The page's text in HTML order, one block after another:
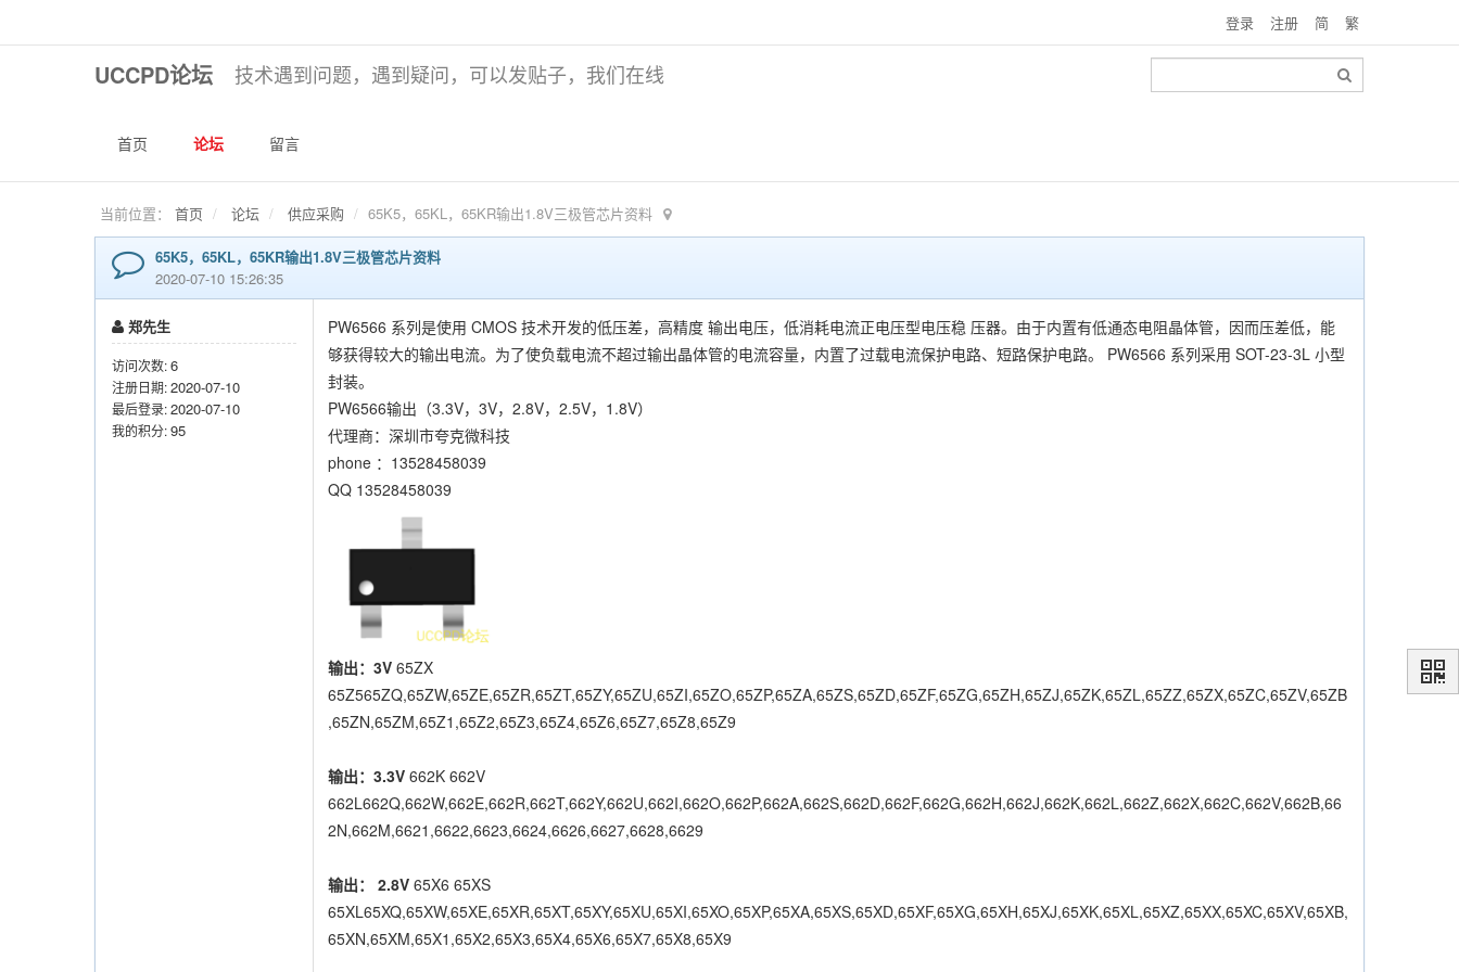
登录 注册 简 繁
UCCPD论坛 技术遇到问题，遇到疑问，可以发贴子，我们在线
首页 论坛 留言
当前位置： 首页 论坛 供应采购 65K5，65KL，65KR输出1.8V三极管芯片资料
65K5，65KL，65KR输出1.8V三极管芯片资料
2020-07-10 15:26:35
郑先生
访问次数:6
注册日期:2020-07-10
最后登录:2020-07-10
我的积分:95
PW6566 系列是使用 CMOS 技术开发的低压差，高精度 输出电压，低消耗电流正电压型电压稳 压器。由于内置有低通态电阻晶体管，因而压差低，能
够获得较大的输出电流。为了使负载电流不超过输出晶体管的电流容量，内置了过载电流保护电路、短路保护电路。 PW6566 系列采用 SOT-23-3L 小型
封装。
PW6566输出（3.3V，3V，2.8V，2.5V，1.8V）
代理商：深圳市夸克微科技
phone ：13528458039
QQ 13528458039
输出：3V 65ZX
65Z565ZQ,65ZW,65ZE,65ZR,65ZT,65ZY,65ZU,65ZI,65ZO,65ZP,65ZA,65ZS,65ZD,65ZF,65ZG,65ZH,65ZJ,65ZK,65ZL,65ZZ,65ZX,65ZC,65ZV,65ZB
,65ZN,65ZM,65Z1,65Z2,65Z3,65Z4,65Z6,65Z7,65Z8,65Z9
输出：3.3V 662K 662V
662L662Q,662W,662E,662R,662T,662Y,662U,662I,662O,662P,662A,662S,662D,662F,662G,662H,662J,662K,662L,662Z,662X,662C,662V,662B,66
2N,662M,6621,6622,6623,6624,6626,6627,6628,6629
输出： 2.8V 65X6 65XS
65XL65XQ,65XW,65XE,65XR,65XT,65XY,65XU,65XI,65XO,65XP,65XA,65XS,65XD,65XF,65XG,65XH,65XJ,65XK,65XL,65XZ,65XX,65XC,65XV,65XB,
65XN,65XM,65X1,65X2,65X3,65X4,65X6,65X7,65X8,65X9